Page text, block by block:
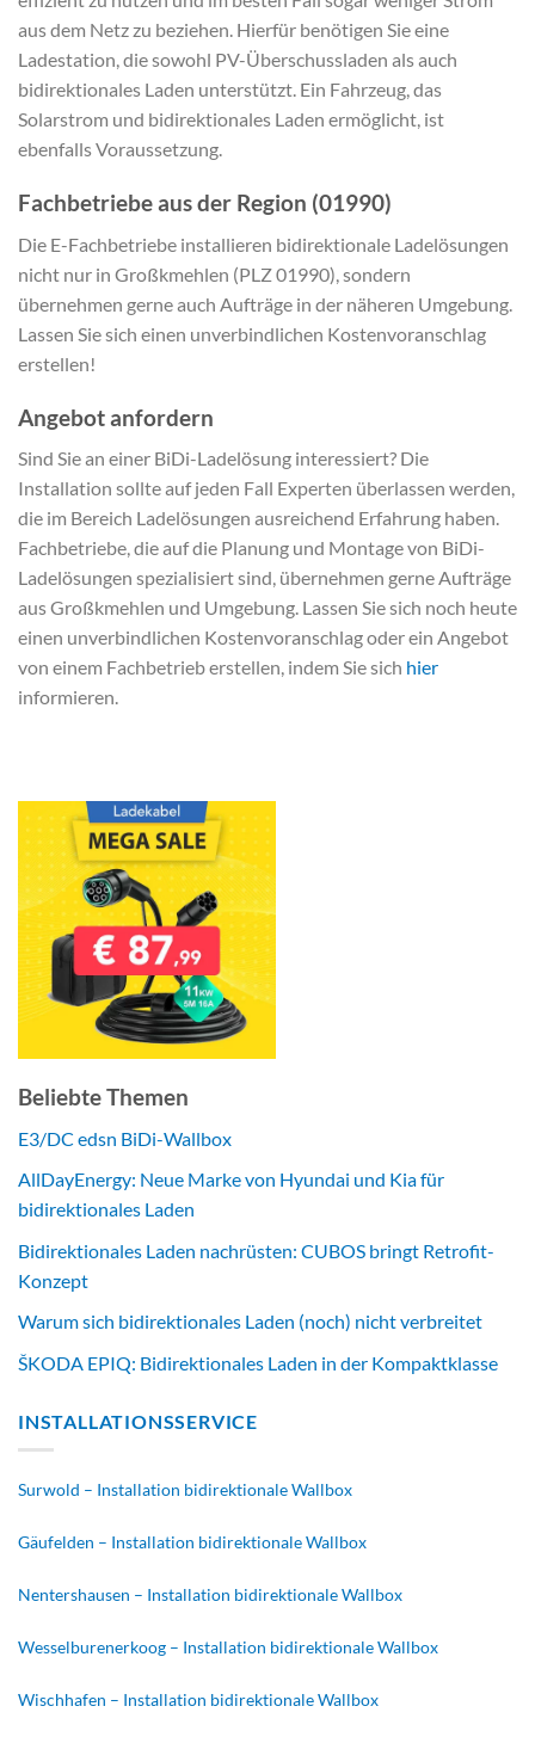
aus dem Netz zu beziehen. Hierfür benötigen Sie eine
Ladestation, die sowohl PV-Überschussladen als auch
bidirektionales Laden unterstützt. Ein Fahrzeug, das
Solarstrom und bidirektionales Laden ermöglicht, ist
ebenfalls Voraussetzung.
Fachbetriebe aus der Region (01990)
Die E-Fachbetriebe installieren bidirektionale Ladelösungen
nicht nur in Großkmehlen (PLZ 01990), sondern
übernehmen gerne auch Aufträge in der näheren Umgebung.
Lassen Sie sich einen unverbindlichen Kostenvoranschlag
erstellen!
Angebot anfordern
Sind Sie an einer BiDi-Ladelösung interessiert? Die
Installation sollte auf jeden Fall Experten überlassen werden,
die im Bereich Ladelösungen ausreichend Erfahrung haben.
Fachbetriebe, die auf die Planung und Montage von BiDi-
Ladelösungen spezialisiert sind, übernehmen gerne Aufträge
aus Großkmehlen und Umgebung. Lassen Sie sich noch heute
einen unverbindlichen Kostenvoranschlag oder ein Angebot
von einem Fachbetrieb erstellen, indem Sie sich hier
informieren.
Beliebte Themen
E3/DC edsn BiDi-Wallbox
AllDayEnergy: Neue Marke von Hyundai und Kia für
bidirektionales Laden
Bidirektionales Laden nachrüsten: CUBOS bringt Retrofit-
Konzept
Warum sich bidirektionales Laden (noch) nicht verbreitet
ŠKODA EPIQ: Bidirektionales Laden in der Kompaktklasse
INSTALLATIONSSERVICE
Surwold – Installation bidirektionale Wallbox
Gäufelden – Installation bidirektionale Wallbox
Nentershausen – Installation bidirektionale Wallbox
Wesselburenerkoog – Installation bidirektionale Wallbox
Wischhafen – Installation bidirektionale Wallbox